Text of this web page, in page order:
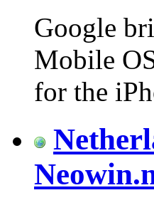
Google
Mobile
for the